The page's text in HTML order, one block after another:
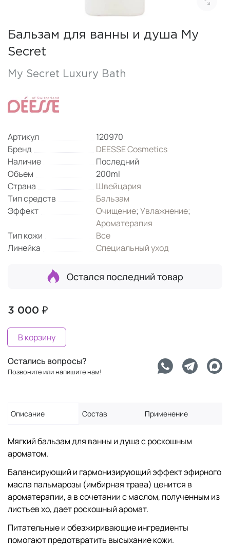
Бальзам для ванны и душа My
Secret
My Secret Luxury Bath
Артикул
120970
Бренд
DEESSE Cosmetics
Наличие
Последний
Объем
200ml
Страна
Швейцария
Тип средств
Бальзам
Эффект
Очищение;Увлажнение;
Ароматерапия
Тип кожи
Все
Линейка
Специальный уход
Остался последний товар
3 000 ₽
В корзину
Остались вопросы?
Позвоните или напишите нам!
Описание Состав Применение
Мягкий бальзам для ванны и душа с роскошным
ароматом.
Балансирующий и гармонизирующий эффект эфирного
масла пальмарозы (имбирная трава) ценится в
ароматерапии, а в сочетании с маслом, полученным из
листьев хо, дает роскошный аромат.
Питательные и обезжиривающие ингредиенты
помогают предотвратить высыхание кожи.